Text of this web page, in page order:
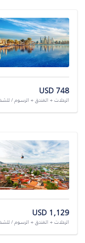
USD 748
الرحلات + الفندق + الرسوم /
USD 1,129
الرحلات + الفندق + الرسوم /